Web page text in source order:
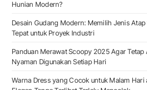
Hunian Modern?
Desain Gudang Modern: Memilih Jenis
Tepat untuk Proyek Industri
Panduan Merawat Scoopy 2025 Agar Tetap
Nyaman Digunakan Setiap Hari
Warna Dress yang Cocok untuk Malam Hari